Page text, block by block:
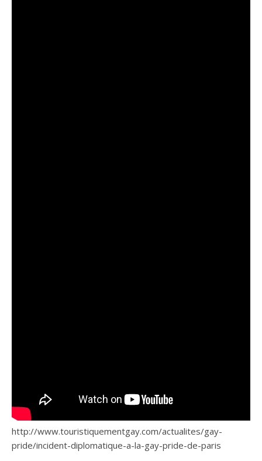
http://www.touristiquementgay.com/actualites/gay-
pride/incident-diplomatique-a-la-gay-pride-de-paris